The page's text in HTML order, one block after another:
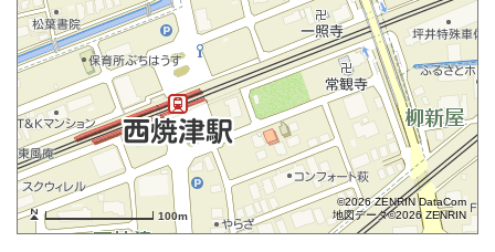
100m
©2026 ZENRIN DataCom
地図データ©2026 ZENRIN